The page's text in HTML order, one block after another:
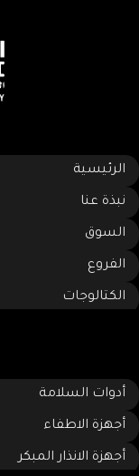
الرئيسية
نبذة عنا
السوق
الفروع
الكتالوجات
أدوات السلامة
أجهزة الاطفاء
أجهزة الانذار المبكر